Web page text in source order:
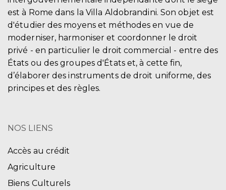
est à Rome dans la Villa Aldobrandini. Son objet est
d'étudier des moyens et méthodes en vue de
moderniser, harmoniser et coordonner le droit
privé - en particulier le droit commercial - entre des
États ou des groupes d'États et, à cette fin,
d’élaborer des instruments de droit uniforme, des
principes et des règles.
NOS LIENS
Accès au crédit
Agriculture
Biens Culturels